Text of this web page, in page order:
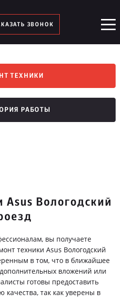
ЗВОНОК
ТЕХНИКИ
РАБОТЫ
Asus Вологодский
вы получаете
техники Asus Вологодский
в том, что в ближайшее
вложений или
готовы предоставить
качества, так как уверены в